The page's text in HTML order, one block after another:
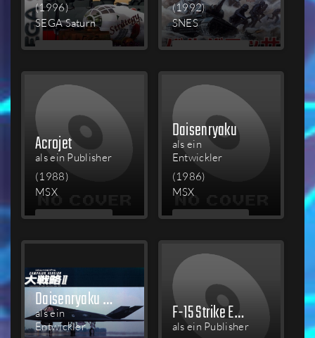
(1996)
SEGA Saturn
MEHR
(1992)
SNES
MEHR
Acrojet
als ein Publisher
(1988)
MSX
MEHR
Daisenryaku
als ein
Entwickler
(1986)
MSX
MEHR
Daisenryaku II: Campaign Version
als ein
Entwickler
F-15 Strike Eagle
als ein Publisher